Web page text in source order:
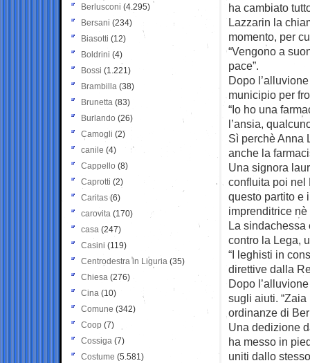
ha cambiato
Lazzarin la
momento, per
“Vengono a
pace”.
Dopo
municipio per
“Io ho una
l’ansia,
Sì perchè Anna
anche la
Una signora
confluita poi nel
questo partito e
imprenditrice
La sindachessa
contro la Lega,
“I leghisti in
direttive dalla
Dopo
sugli aiuti.
ordinanze di
Una dedizione
ha messo in
uniti dallo
Berlusconi (4.295)
Bersani (234)
Biasotti (12)
Boldrini (4)
Bossi (1.221)
Brambilla (38)
Brunetta (83)
Burlando (26)
Camogli (2)
canile (4)
Cappello (8)
Caprotti (2)
Caritas (6)
carovita (170)
casa (247)
Casini (119)
Centrodestra in Liguria (35)
Chiesa (276)
Cina (10)
Comune (342)
Coop (7)
Cossiga (7)
Costume (5.581)